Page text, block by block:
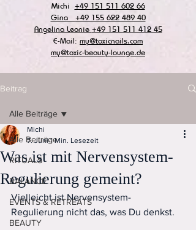
Michi +49 151 511 602 66
Gina +49 155 622 489 40
Angelina Leonie +49 151 511 412 45
E-Mail: my@toxicnails.com
my@toxic-beauty-lounge.de
Beitrag
Alle Beiträge
RITUALS
BALANCE
EVENTS & RETREATS
BEAUTY
Alle Beiträge
Was ist mit Nervensystem-
Regulierung gemeint?
Michi
7. Juni 1 Min. Lesezeit
Vielleicht ist Nervensystem-
Regulierung nicht das, was Du denkst.